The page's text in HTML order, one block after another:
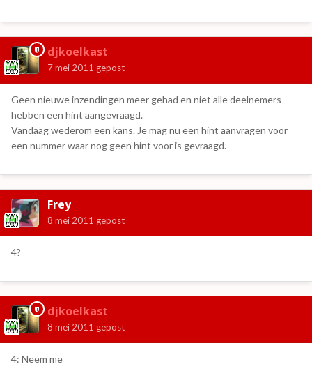
djkoelkast
7 mei 2011 gepost
Geen nieuwe inzendingen meer gehad en niet alle deelnemers
hebben een hint aangevraagd.
Vandaag wederom een kans. Je mag nu een hint aanvragen voor
een nummer waar nog geen hint voor is gevraagd.
Frey
8 mei 2011 gepost
4?
djkoelkast
8 mei 2011 gepost
4: Neem me